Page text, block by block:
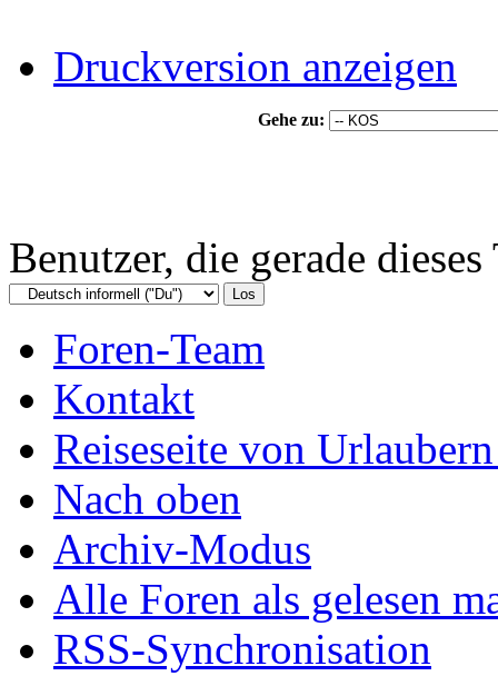
Druckversion anzeigen
Gehe zu:
Benutzer, die gerade
Foren-Team
Kontakt
Reiseseite von
Nach oben
Archiv-Modus
Alle Foren als gelesen
RSS-Synchronisation